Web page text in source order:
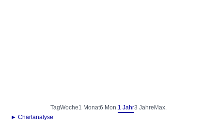
TagWoche1 Monat6 Mon.1 Jahr3 Jahre Max.
► Chartanalyse